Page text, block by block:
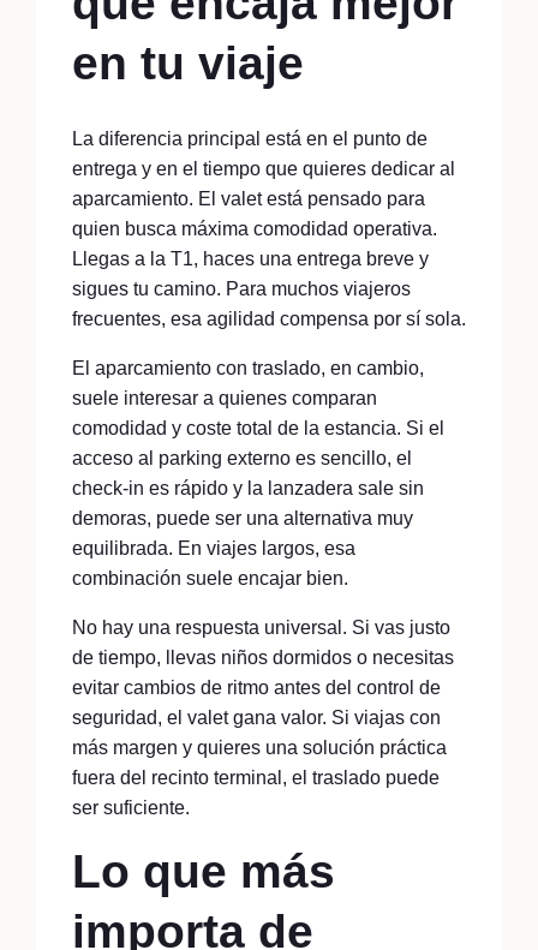
en tu viaje
La diferencia principal está en el punto de
entrega y en el tiempo que quieres dedicar al
aparcamiento. El valet está pensado para
quien busca máxima comodidad operativa.
Llegas a la T1, haces una entrega breve y
sigues tu camino. Para muchos viajeros
frecuentes, esa agilidad compensa por sí sola.
El aparcamiento con traslado, en cambio,
suele interesar a quienes comparan
comodidad y coste total de la estancia. Si el
acceso al parking externo es sencillo, el
check-in es rápido y la lanzadera sale sin
demoras, puede ser una alternativa muy
equilibrada. En viajes largos, esa
combinación suele encajar bien.
No hay una respuesta universal. Si vas justo
de tiempo, llevas niños dormidos o necesitas
evitar cambios de ritmo antes del control de
seguridad, el valet gana valor. Si viajas con
más margen y quieres una solución práctica
fuera del recinto terminal, el traslado puede
ser suficiente.
Lo que más
importa de